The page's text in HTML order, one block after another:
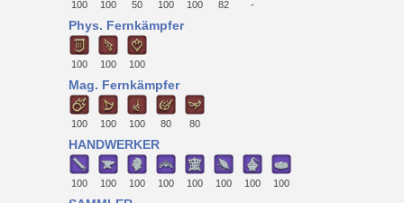
100 100 50 100 100 82 -
Phys. Fernkämpfer
100 100 100
Mag. Fernkämpfer
100 100 100 80 80
HANDWERKER
100 100 100 100 100 100 100 100